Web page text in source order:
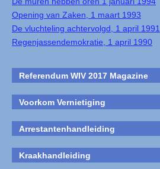
Opening van Zaken, 1 maart 1993
De vluchteling achtervolgd, 1 april 1991
Regenjassendemokratie, 1 april 1990
Referendum WIV 2017 Magazine
Voorkom Vernietiging
Arrestantenhandleiding
Kraakhandleiding